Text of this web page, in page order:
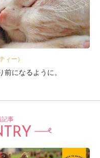
ィー）
になるように。
記事